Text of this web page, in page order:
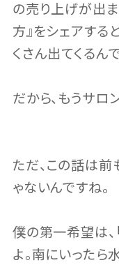
の売り上げが出ま
方』をシェアする
くさん出てくるんで
だから、もうサロ
ただ、この話は前
ゃないんですね。
僕の第一希望は、
よ。南にいったら